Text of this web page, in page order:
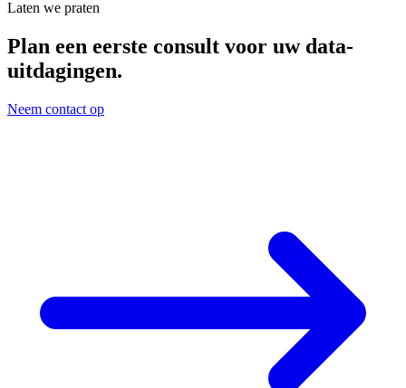
Laten we praten
Plan een eerste consult voor uw data-
uitdagingen.
Neem contact op